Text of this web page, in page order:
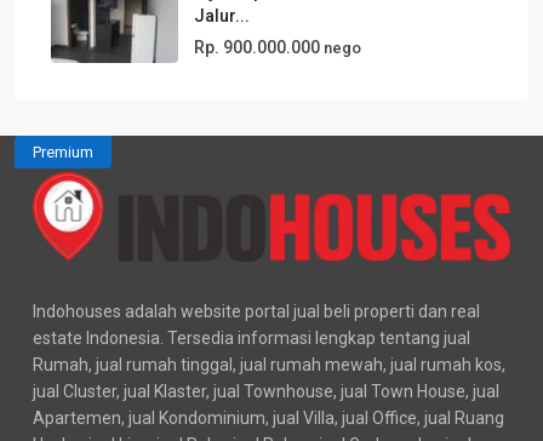
Jalur...
Rp. 900.000.000 nego
Premium
Indohouses adalah website portal jual beli properti dan real
estate Indonesia. Tersedia informasi lengkap tentang jual
Rumah, jual rumah tinggal, jual rumah mewah, jual rumah kos,
jual Cluster, jual Klaster, jual Townhouse, jual Town House, jual
Apartemen, jual Kondominium, jual Villa, jual Office, jual Ruang